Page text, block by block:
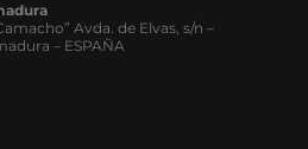
Avda. de Elvas, s/n –
– ESPAÑA